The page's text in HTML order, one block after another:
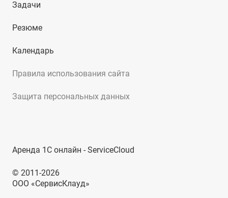
Правила использования сайта
Защита персональных данных
Задачи
Резюме
Календарь
Аренда 1С онлайн - ServiceCloud
© 2011-2026
ООО «СервисКлауд»